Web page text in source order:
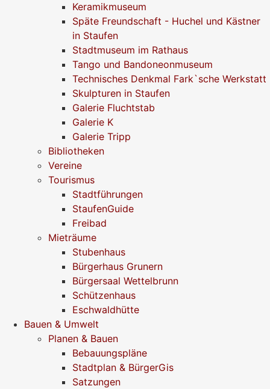
Keramikmuseum
Späte Freundschaft - Huchel und Kästner
in Staufen
Stadtmuseum im Rathaus
Tango und Bandoneonmuseum
Technisches Denkmal Fark`sche Werkstatt
Skulpturen in Staufen
Galerie Fluchtstab
Galerie K
Galerie Tripp
Bibliotheken
Vereine
Tourismus
Stadtführungen
StaufenGuide
Freibad
Mieträume
Stubenhaus
Bürgerhaus Grunern
Bürgersaal Wettelbrunn
Schützenhaus
Eschwaldhütte
Bauen & Umwelt
Planen & Bauen
Bebauungspläne
Stadtplan & BürgerGis
Satzungen